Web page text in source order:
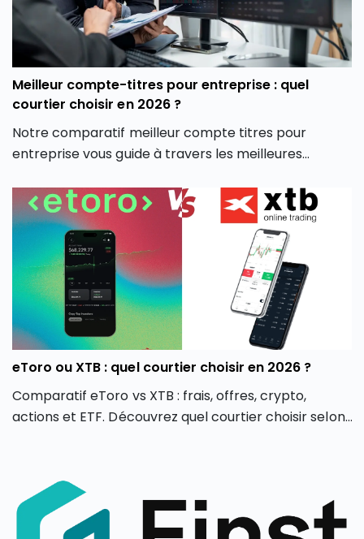
Meilleur compte-titres pour entreprise : quel
courtier choisir en 2026 ?
Notre comparatif meilleur compte titres pour
entreprise vous guide à travers les meilleures
éclairé, adapté à votre stratégie d’investissement
professionnelle.
eToro ou XTB : quel courtier choisir en 2026 ?
Comparatif eToro vs XTB : frais, offres, crypto,
actions et ETF. Découvrez quel courtier choisir selon